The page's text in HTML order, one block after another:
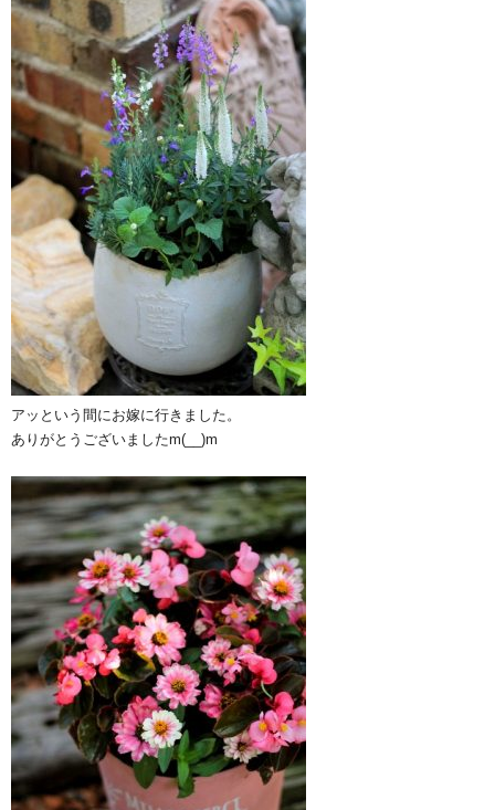
アッという間にお嫁に行きました。
ありがとうございましたm(__)m